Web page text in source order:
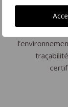
ce qui
inspirant de